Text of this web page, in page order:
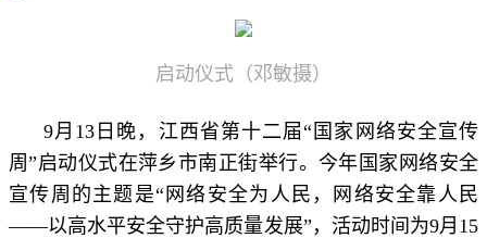
启动仪式（邓敏摄）
9月13日晚，江西省第十二届“国家网络安全宣传
周”启动仪式在萍乡市南正街举行。今年国家网络安全
宣传周的主题是“网络安全为人民，网络安全靠人民
——以高水平安全守护高质量发展”，活动时间为9月15